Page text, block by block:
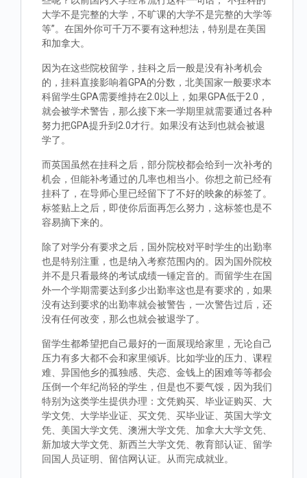
大学不是完整的大学，不旷课的大学不是完整的大学等
等”。在国外你可千万不要有这种想法，特别是在美国
和加拿大。
因为在这些院校留学，挂科之后一般是没有补考机会
的，挂科直接影响着GPA的分数，北美国家一般要求本
科留学生GPA需要维持在2.0以上，如果GPA低于2.0，
就会被学术警告，那么接下来一学期里就需要通过各种
努力把GPA提升到2.0才行。如果没有达到也就会被退
学了。
而英国虽然在挂科之后，部分院校都会给到一次补考的
机会，但能补考通过的几率也相当小。你想之前已经有
挂科了，在导师心里已经留下了不好的映象的标签了。
标签贴上之后，即使你后面再怎么努力，这标签也是不
容易摘下来的。
除了对学分有要求之后，国外院校对平时学生的出勤率
也是特别注重，也是纳入考察范围内的。因为国外院校
并不是只看最终的考试成绩一锤定音的。而留学生在国
外一个学期需要达到多少出勤率这也是有要求的，如果
没有达到要求的出勤率就会被警告，一次警告过后，还
没有任何改变，那么也就会被退学了。
留学生都希望把自己最好的一面展现给家里，无论自己
压力有多大都不会和家里倾诉。比如学业的压力、课程
难、异国他乡的孤独感、失恋、金钱上的困难等等都会
压倒一个年纪尚轻的学生，但是也不要气馁，因为我们
特别为这类学生提供办理：文凭购买、毕业证购买、大
学文凭、大学毕业证、买文凭、买毕业证、英国大学文
凭、美国大学文凭、澳洲大学文凭、加拿大大学文凭、
新加坡大学文凭、新西兰大学文凭、教育部认证、留学
回国人员证明、留信网认证。从而完成就业。